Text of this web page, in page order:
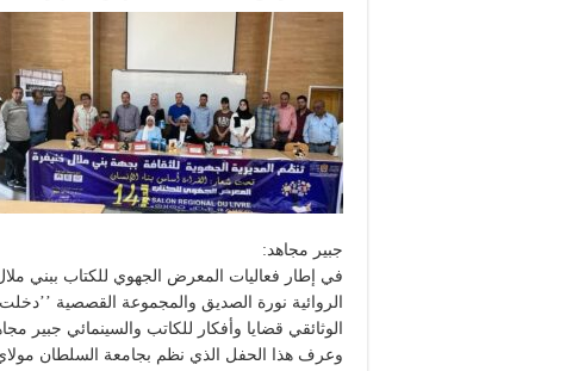
جبير مجاهد:
في إطار فعاليات المعرض الجهوي للكتاب ببني
الروائية نورة الصديق والمجموعة القصصية
الوثائقي قضايا وأفكار للكاتب والسينمائي جبير
وعرف هذا الحفل الذي نظم بجامعة السلطان